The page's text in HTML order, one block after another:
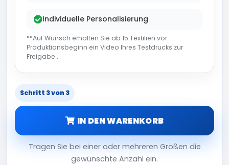
Individuelle Personalisierung
**Auf Wunsch erhalten Sie ab 15 Textilien vor
Produktionsbeginn ein Video Ihres Testdrucks zur
Freigabe..
Schritt 3 von 3
IN DEN WARENKORB
Tragen Sie bei einer oder mehreren Größen die
gewünschte Anzahl ein.